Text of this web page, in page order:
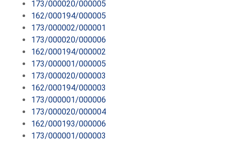
173/000020/000005
162/000194/000005
173/000002/000001
173/000020/000006
162/000194/000002
173/000001/000005
173/000020/000003
162/000194/000003
173/000001/000006
173/000020/000004
162/000193/000006
173/000001/000003